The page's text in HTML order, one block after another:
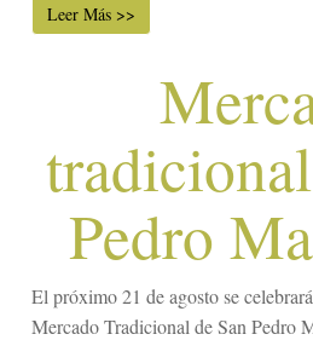
Leer Más >>
Pedro
El próximo 21 de agosto se
Mercado Tradicional de San Pedro